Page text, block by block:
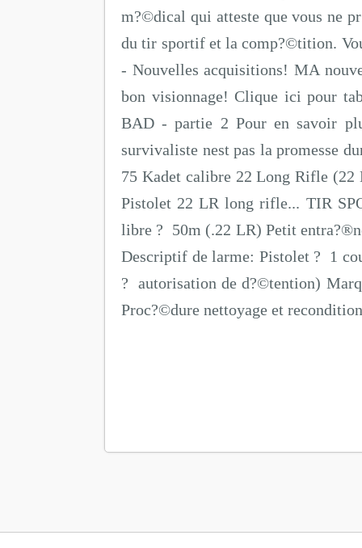
m?©dical qui atteste que vous ne
du tir sportif et la comp?©tition.
- Nouvelles acquisitions! MA
bon visionnage! Clique ici pour
BAD - partie 2 Pour en savoir
survivaliste nest pas la promesse
75 Kadet calibre 22 Long Rifle
Pistolet 22 LR long rifle... TIR
libre ? 50m (.22 LR) Petit
Descriptif de larme: Pistolet ? 1
? autorisation de d?©tention)
Proc?©dure nettoyage et